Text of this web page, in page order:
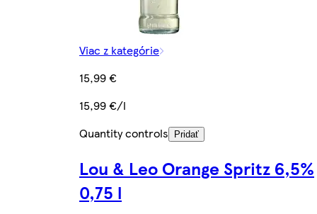
Viac z kategórie
15,99 €
15,99 €/l
Quantity controls
Pridať
Lou & Leo Orange Spritz 6,5%
0,75 l